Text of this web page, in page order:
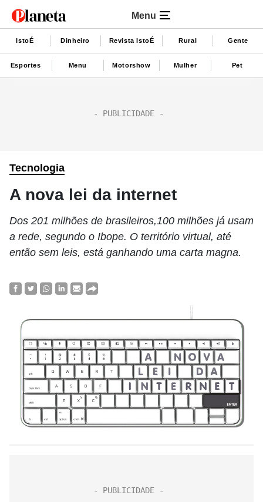
Menu
IstoÉ Dinheiro Revista IstoÉ Rural Gente
Esportes Menu Motorshow Mulher Pet
Tecnologia
A nova lei da internet
Dos 201 milhões de brasileiros,100 milhões já usam
a rede, segundo o Ibope. O território virtual, até
então sem leis, está ganhando uma carta magna.